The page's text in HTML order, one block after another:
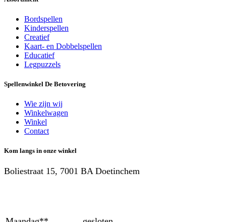
Bordspellen
Kinderspellen
Creatief
Kaart- en Dobbelspellen
Educatief
Legpuzzels
Spellenwinkel De Betover​ing
Wie zijn wij
Winkelwagen
Winkel
Contact
Kom langs in onze winkel
Boliestraat 15, 7001 BA Doetinchem